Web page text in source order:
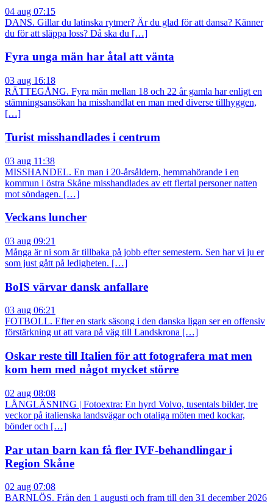
04 aug 07:15
DANS. Gillar du latinska rytmer? Är du glad för att dansa? Känner
du för att släppa loss? Då ska du […]
Fyra unga män har åtal att vänta
03 aug 16:18
RÄTTEGÅNG. Fyra män mellan 18 och 22 år gamla har enligt en
stämningsansökan ha misshandlat en man med diverse tillhyggen,
[…]
Turist misshandlades i centrum
03 aug 11:38
MISSHANDEL. En man i 20-årsåldern, hemmahörande i en
kommun i östra Skåne misshandlades av ett flertal personer natten
mot söndagen. […]
Veckans luncher
03 aug 09:21
Många är ni som är tillbaka på jobb efter semestern. Sen har vi ju er
som just gått på ledigheten. […]
BoIS värvar dansk anfallare
03 aug 06:21
FOTBOLL. Efter en stark säsong i den danska ligan ser en offensiv
förstärkning ut att vara på väg till Landskrona […]
Oskar reste till Italien för att fotografera mat men
kom hem med något mycket större
02 aug 08:08
LÅNGLÄSNING | Fotoextra: En hyrd Volvo, tusentals bilder, tre
veckor på italienska landsvägar och otaliga möten med kockar,
bönder och […]
Par utan barn kan få fler IVF-behandlingar i
Region Skåne
02 aug 07:08
BARNLÖS. Från den 1 augusti och fram till den 31 december 2026